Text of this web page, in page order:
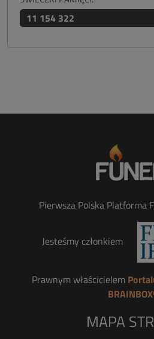
11 154 322
Pierwsza Polska Platforma
Jesteśmy członkiem
Prawnym właścicielem
MAPA